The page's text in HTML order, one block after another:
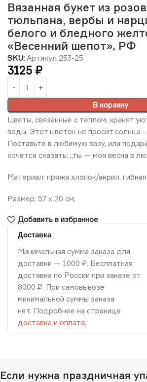
Вязанная букет из
тюльпана, вербы и
белого и бледного
«Весенний шепот», РФ
SKU: Артикул 253-25
3125 ₽
В корзину
Цветы, связанные с теплом, хранят
воды. Этот цветок не просит солнца
Поставьте в любимую вазу, или
хочется сказать: „ты — моя весна в
Материал: пряжа хлопок/акрил,
Размер: 57 х 20 см.
Добавить в избранное
Доставка
Минимальная сумма заказа для
доставки — 1000 ₽. Бесплатная
доставка по России при заказе от
8000 ₽. При самовывозе
минимальной суммы заказа
нет. Подробнее на странице
доставка и оплата.
Если нужна праздничная